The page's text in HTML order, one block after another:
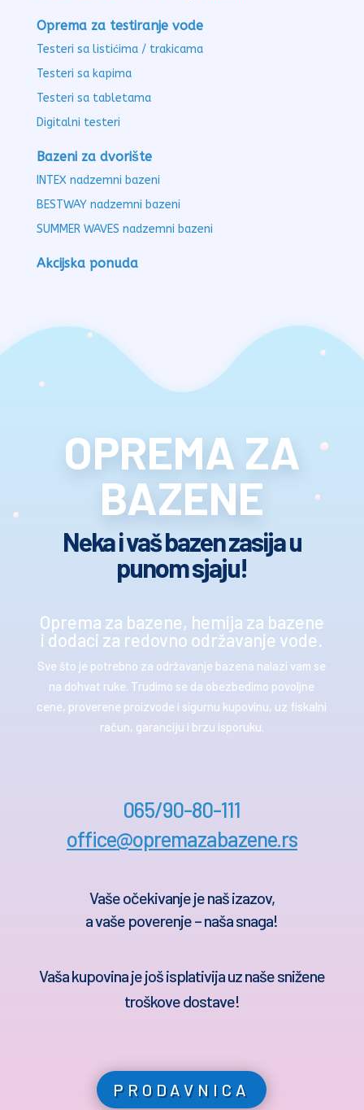
Oprema za testiranje vode
Testeri sa listićima / trakicama
Testeri sa kapima
Testeri sa tabletama
Digitalni testeri
Bazeni za dvorište
INTEX nadzemni bazeni
BESTWAY nadzemni bazeni
SUMMER WAVES nadzemni bazeni
Akcijska ponuda
OPREMA ZA
BAZENE
Neka i vaš bazen zasija u
punom sjaju!
Oprema za bazene, hemija za bazene
i dodaci za redovno održavanje vode.
Sve što je potrebno za održavanje bazena nalazi vam se
na dohvat ruke. Trudimo se da obezbedimo povoljne
cene, proverene proizvode i sigurnu kupovinu, uz fiskalni
račun, garanciju i brzu isporuku.
065/90-80-111
office@opremazabazene.rs
Vaše očekivanje je naš izazov,
a vaše poverenje – naša snaga!
Vaša kupovina je još isplativija uz naše snižene
troškove dostave!
PRODAVNICA